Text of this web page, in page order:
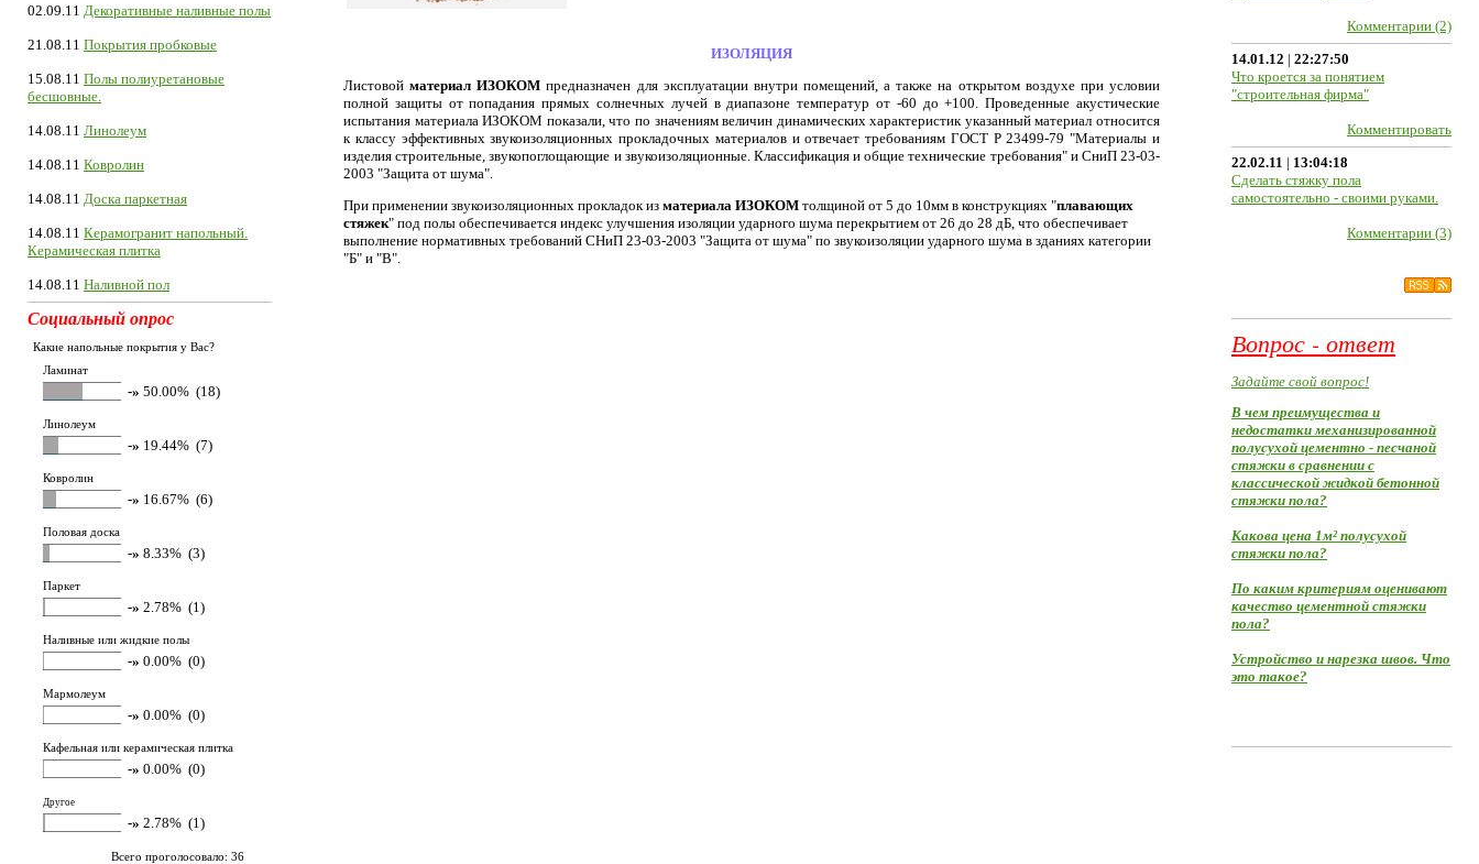
02.09.11 Декоративные наливные полы
21.08.11 Покрытия пробковые
15.08.11 Полы полиуретановые
бесшовные.
14.08.11 Линолеум
14.08.11 Ковролин
14.08.11 Доска паркетная
14.08.11 Керамогранит напольный.
Керамическая плитка
14.08.11 Наливной пол
Социальный опрос
Какие напольные покрытия у Вас?
Ламинат
-» 50.00% (18)
Линолеум
-» 19.44% (7)
Ковролин
-» 16.67% (6)
Половая доска
-» 8.33% (3)
Паркет
-» 2.78% (1)
Наливные или жидкие полы
-» 0.00% (0)
Мармолеум
-» 0.00% (0)
Кафельная или керамическая плитка
-» 0.00% (0)
Другое
-» 2.78% (1)
Всего проголосовало: 36
ИЗОЛЯЦИЯ
Листовойматериал ИЗОКОМ предназначен для эксплуатации внутри помещений, а также на открытом воздухе при условии
полной защиты от попадания прямых солнечных лучей в диапазоне температур от -60 до +100. Проведенные акустические
испытания материала ИЗОКОМ показали, что по значениям величин динамических характеристик указанный материал относится
к классу эффективных звукоизоляционных прокладочных материалов и отвечает требованиям ГОСТ Р 23499-79 "Материалы и
изделия строительные, звукопоглощающие и звукоизоляционные. Классификация и общие технические требования" и СниП 23-03-
2003 "Защита от шума".
При применении звукоизоляционных прокладок из материала ИЗОКОМ толщиной от 5 до 10мм в конструкциях "плавающих
стяжек" под полы обеспечивается индекс улучшения изоляции ударного шума перекрытием от 26 до 28 дБ, что обеспечивает
выполнение нормативных требований СНиП 23-03-2003 "Защита от шума" по звукоизоляции ударного шума в зданиях категории
"Б" и "В".
Комментарии (2)
14.01.12 | 22:27:50
Что кроется за понятием
"строительная фирма"
Комментировать
22.02.11 | 13:04:18
Сделать стяжку пола
самостоятельно - своими руками.
Комментарии (3)
Вопрос - ответ
Задайте свой вопрос!
В чем преимущества и
недостатки механизированной
полусухой цементно - песчаной
стяжки в сравнении с
классической жидкой бетонной
стяжки пола?
Какова цена 1м² полусухой
стяжки пола?
По каким критериям оценивают
качество цементной стяжки
пола?
Устройство и нарезка швов. Что
это такое?